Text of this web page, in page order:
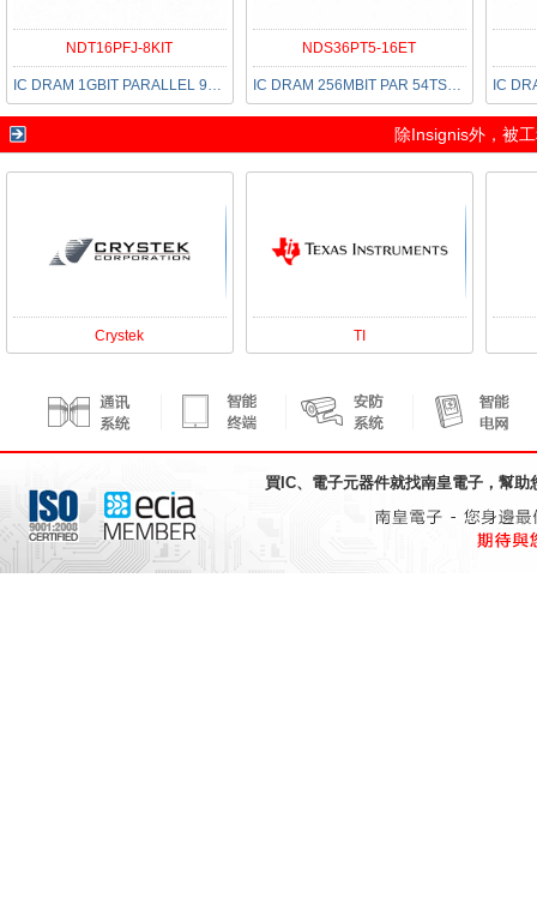
NDT16PFJ-8KIT
IC DRAM 1GBIT PARALLEL 96FBGA
NDS36PT5-16ET
IC DRAM 256MBIT PAR 54TSOP II
除Insignis外，被
Crystek TI
買IC、電子元器件就找南皇電子 ，幫